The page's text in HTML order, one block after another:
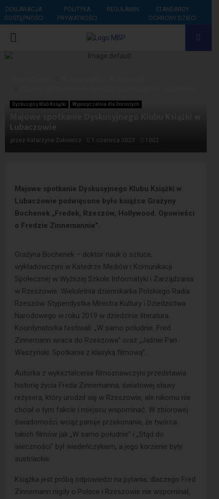
DEKLARACJA
DOSTĘPNOŚCI
POLITYKA
PRYWATNOŚCI
REGULAMIN
STANDARDY
OCHRONY DZIECI
PRIMARY
Dyskusyjny Klub Książki Wypożyczalnia dla Dorosłych
Lubaczowie
przez Katarzyna Żukowicz 1 czerwca 2023 1002
Majowe spotkanie Dyskusyjnego Klubu Książki w
Lubaczowie poświęcone było książce Grażyny
Bochenek „Fredek, Rzeszów, Hollywood. Opowieści
o Fredzie Zinnemannie”.
Grażyna Bochenek – doktor nauk o sztuce,
wykładowczyni w Katedrze Mediów i Komunikacji
Społecznej w Wyższej Szkole Informatyki i Zarządzania
w Rzeszowie. Wieloletnia dziennikarka Polskiego Radia
Rzeszów. Stypendystka Ministra Kultury i Dziedzictwa
Narodowego w roku 2019 w dziedzinie literatura.
Koordynatorka festiwali: „W samo południe. Fred
Zinnemann wraca do Rzeszowa” oraz „Jaśnie Pan
Waszyński. Spotkania z klasyką filmową”.
Autorka z wykształcenia filmoznawczyni przedstawia
historię życia Freda Zinnemanna, światowej sławy
reżysera, który urodził się w Rzeszowie, ale nikomu nie
chciał o tym fakcie i miejscu wspominać. W zbiorowej
świadomości wciąż panuje przekonanie, że twórca
takich filmów jak „W samo południe” i „Stąd do
wieczności” był wiedeńczykiem, a jego korzenie były
austriackie.
Książka jest próbą odpowiedzi na pytania, dlaczego Fred
Zinnemann nigdy o Polsce i Rzeszowie nie wspominał,